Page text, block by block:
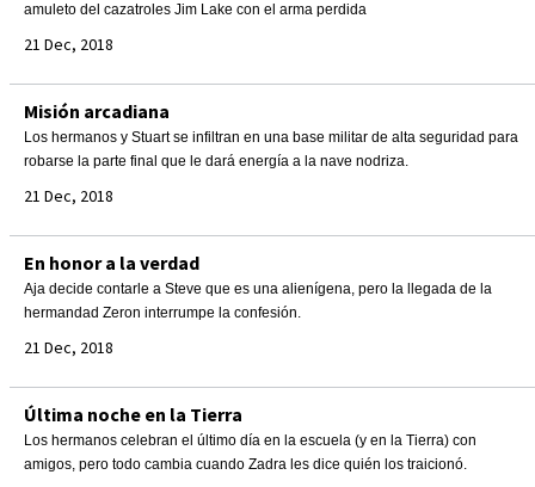
amuleto del cazatroles Jim Lake con el arma perdida
21 Dec, 2018
Misión arcadiana
Los hermanos y Stuart se infiltran en una base militar de alta seguridad para
robarse la parte final que le dará energía a la nave nodriza.
21 Dec, 2018
En honor a la verdad
Aja decide contarle a Steve que es una alienígena, pero la llegada de la
hermandad Zeron interrumpe la confesión.
21 Dec, 2018
Última noche en la Tierra
Los hermanos celebran el último día en la escuela (y en la Tierra) con
amigos, pero todo cambia cuando Zadra les dice quién los traicionó.